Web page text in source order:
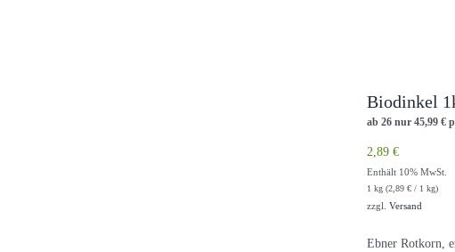
Biodinkel
ab 26 nur 45,99 €
2,89 €
Enthält 10% MwSt.
1 kg (2,89 €/ 1 kg)
zzgl. Versand
Ebner Rotkorn,